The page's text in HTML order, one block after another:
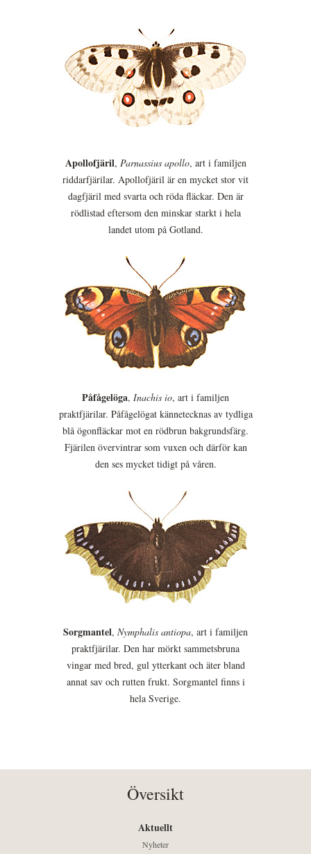
Apollofjäril, Parnassius apollo, art i familjen
riddarfjärilar. Apollofjäril är en mycket stor vit
dagfjäril med svarta och röda fläckar. Den är
rödlistad eftersom den minskar starkt i hela
landet utom på Gotland.
Påfågelöga, Inachis io, art i familjen
praktfjärilar. Påfågelögat kännetecknas av tydliga
blå ögonfläckar mot en rödbrun bakgrundsfärg.
Fjärilen övervintrar som vuxen och därför kan
den ses mycket tidigt på våren.
Sorgmantel, Nymphalis antiopa, art i familjen
praktfjärilar. Den har mörkt sammetsbruna
vingar med bred, gul ytterkant och äter bland
annat sav och rutten frukt. Sorgmantel finns i
hela Sverige.
Översikt
Aktuellt
Nyheter